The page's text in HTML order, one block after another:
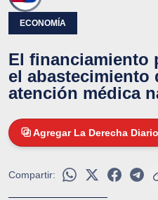
ECONOMÍA
El financiamiento
el abastecimiento
atención médica
Agregar La Derecha
Compartir: